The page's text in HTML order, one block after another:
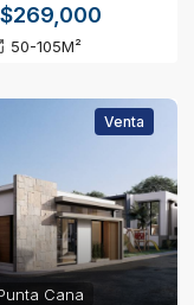
50-105M²
Venta
Cana